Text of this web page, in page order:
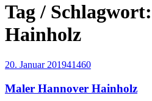
Tag /
Hainholz
20. Januar 201941460
Maler Hannover Hainholz